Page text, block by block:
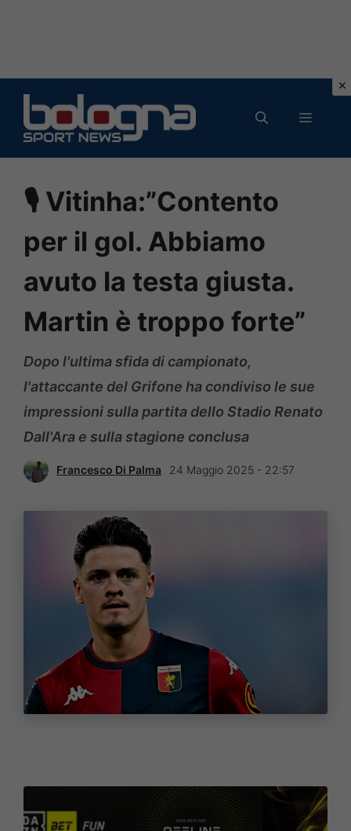
contenuto
MENU
🎙 Vitinha:”Contento
per il gol. Abbiamo
avuto la testa giusta.
Martin è troppo forte”
Dopo l'ultima sfida di campionato,
l'attaccante del Grifone ha condiviso le sue
impressioni sulla partita dello Stadio Renato
Dall'Ara e sulla stagione conclusa
Francesco Di Palma 24 Maggio 2025 - 22:57